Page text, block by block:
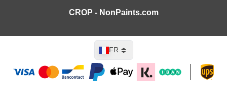
CROP - NonPaints.com
Langue
FR